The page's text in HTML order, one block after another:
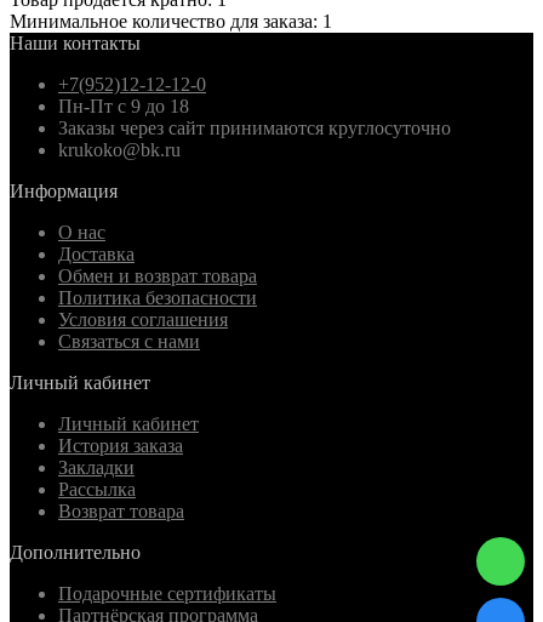
Минимальное количество для заказа: 1
Наши контакты
+7(952)12-12-12-0
Пн-Пт с 9 до 18
Заказы через сайт принимаются круглосуточно
krukoko@bk.ru
Информация
О нас
Доставка
Обмен и возврат товара
Политика безопасности
Условия соглашения
Связаться с нами
Личный кабинет
Личный кабинет
История заказа
Закладки
Рассылка
Возврат товара
Дополнительно
Подарочные сертификаты
Партнёрская программа